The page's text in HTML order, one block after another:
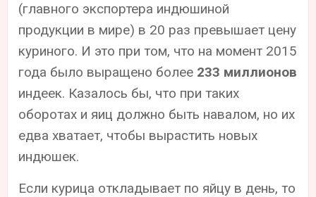
(главного экспортера индюшиной
продукции в мире) в 20 раз превышает цену
куриного. И это при том, что на момент 2015
года было выращено более 233 миллионов
индеек. Казалось бы, что при таких
оборотах и яиц должно быть навалом, но их
едва хватает, чтобы вырастить новых
индюшек.
Если курица откладывает по яйцу в день, то